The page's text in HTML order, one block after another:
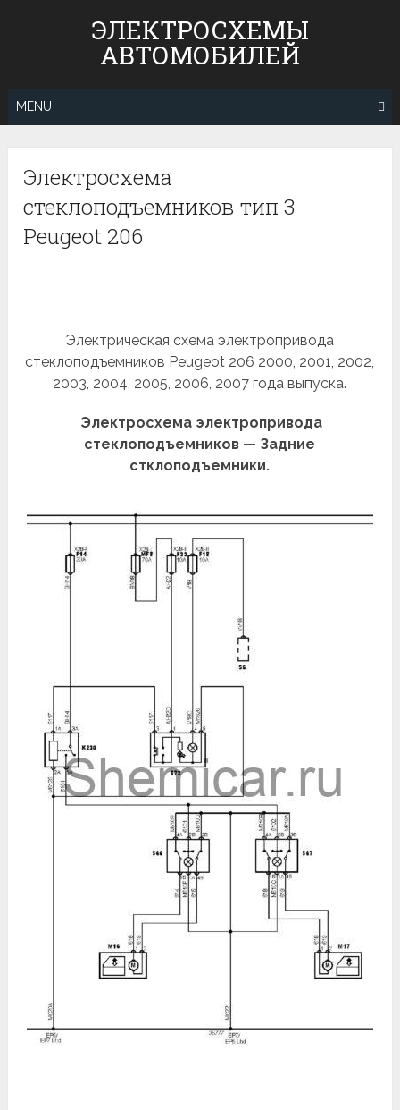
ЭЛЕКТРОСХЕМЫ
АВТОМОБИЛЕЙ
MENU
Электросхема
стеклоподъемников тип 3
Peugeot 206
Электрическая схема электропривода
стеклоподъемников Peugeot 206 2000, 2001, 2002,
2003, 2004, 2005, 2006, 2007 года выпуска.
Электросхема электропривода
стеклоподъемников — Задние
стклоподъемники.